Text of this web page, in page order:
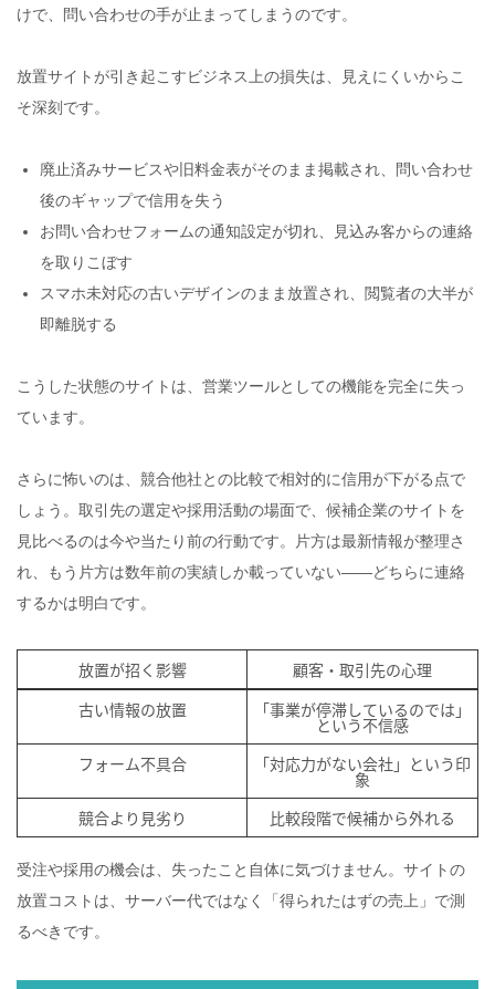
けで、問い合わせの手が止まってしまうのです。
放置サイトが引き起こすビジネス上の損失は、見えにくいからこ
そ深刻です。
廃止済みサービスや旧料金表がそのまま掲載され、問い合わせ
後のギャップで信用を失う
お問い合わせフォームの通知設定が切れ、見込み客からの連絡
を取りこぼす
スマホ未対応の古いデザインのまま放置され、閲覧者の大半が
即離脱する
こうした状態のサイトは、営業ツールとしての機能を完全に失っ
ています。
さらに怖いのは、競合他社との比較で相対的に信用が下がる点で
しょう。取引先の選定や採用活動の場面で、候補企業のサイトを
見比べるのは今や当たり前の行動です。片方は最新情報が整理さ
れ、もう片方は数年前の実績しか載っていない——どちらに連絡
するかは明白です。
放置が招く影響
顧客・取引先の心理
古い情報の放置
「事業が停滞しているのでは」
という不信感
フォーム不具合
「対応力がない会社」という印
象
競合より見劣り
比較段階で候補から外れる
受注や採用の機会は、失ったこと自体に気づけません。サイトの
放置コストは、サーバー代ではなく「得られたはずの売上」で測
るべきです。